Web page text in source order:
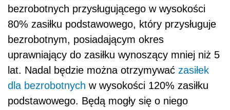
bezrobotnych przysługującego w wysokości
80% zasiłku podstawowego, który przysługuje
bezrobotnym, posiadającym okres
uprawniający do zasiłku wynoszący mniej niż 5
lat. Nadal będzie można otrzymywać zasiłek
dla bezrobotnych w wysokości 120% zasiłku
podstawowego. Będą mogły się o niego